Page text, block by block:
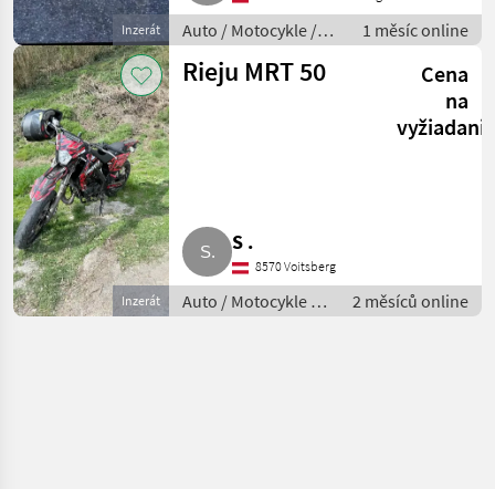
Inzerát
Auto / Motocykle /
Motorka
1 měsíc online
Inzerát
Rieju MRT 50
Cena
na
S .
8570 Voitsberg
Auto / Motocykle /
Motorka
2 měsíců online